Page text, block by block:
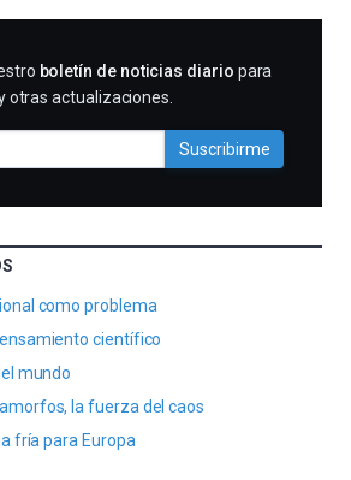
boletín de noticias diario para
otras actualizaciones.
Suscribirme
como problema
científico
mundo
la fuerza del caos
fría para Europa